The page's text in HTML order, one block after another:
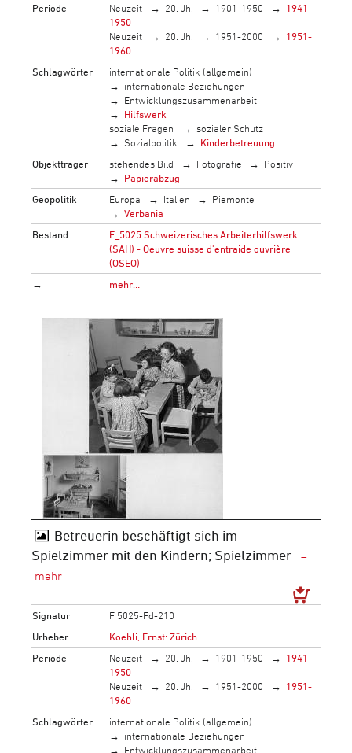
Periode
Neuzeit 20. Jh. 1901-1950
1941-
1950
Neuzeit
20. Jh. 1951-2000
1951-
1960
Schlagwörter
internationale Politik (allgemein)
internationale Beziehungen
Entwicklungszusammenarbeit
Hilfswerk
soziale Fragen
sozialer Schutz
Sozialpolitik
Kinderbetreuung
Objektträger
stehendes Bild Fotografie
Positiv
Papierabzug
Geopolitik
Europa Italien
Piemonte
Verbania
Bestand
F_5025 Schweizerisches Arbeiterhilfswerk
(SAH) - Oeuvre suisse d'entraide ouvrière
(OSEO)
→
mehr…
Betreuerin beschäftigt sich im
Spielzimmer mit den Kindern; Spielzimmer
Signatur
F 5025-Fd-210
Urheber
Koehli, Ernst: Zürich
Periode
Neuzeit 20. Jh. 1901-1950
1941-
1950
Neuzeit
20. Jh. 1951-2000
1951-
1960
Schlagwörter
internationale Politik (allgemein)
internationale Beziehungen
Entwicklungszusammenarbeit